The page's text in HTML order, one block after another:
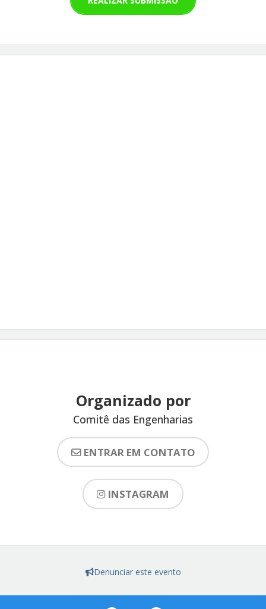
Organizado por
Comitê das Engenharias
ENTRAR EM CONTATO
INSTAGRAM
Denunciar este evento